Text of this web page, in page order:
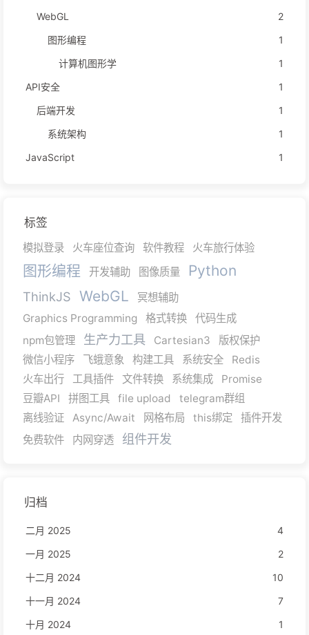
WebGL
2
图形编程
1
计算机图形学
1
API安全
1
后端开发
1
系统架构
1
JavaScript
1
标签
模拟登录 火车座位查询 软件教程 火车旅行体验
图形编程 开发辅助 图像质量 Python
ThinkJS WebGL
冥想辅助
Graphics Programming
格式转换
代码生成
npm包管理
生产力工具 Cartesian3
版权保护
微信小程序
飞蛾意象 构建工具 系统安全
Redis
火车出行
工具插件 文件转换 系统集成
Promise
豆瓣API
拼图工具 file upload
telegram群组
离线验证
Async/Await 网格布局 this绑定
插件开发
免费软件
内网穿透 组件开发
归档
二月 2025
4
一月 2025
2
十二月 2024
10
十一月 2024
7
十月 2024
1